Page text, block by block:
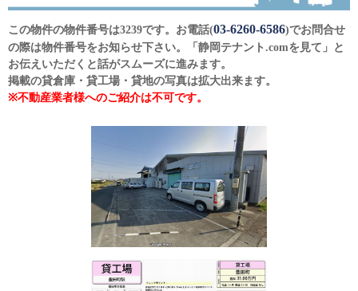
この物件の物件番号は3239です。お電話(03-6260-6586)でお問合せ
の際は物件番号をお知らせ下さい。「静岡テナント.comを見て」と
お伝えいただくと話がスムーズに進みます。
掲載の貸倉庫・貸工場・貸地の写真は拡大出来ます。
※不動産業者様へのご紹介は不可です。